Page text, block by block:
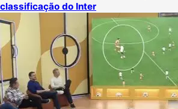
classificação do Inter